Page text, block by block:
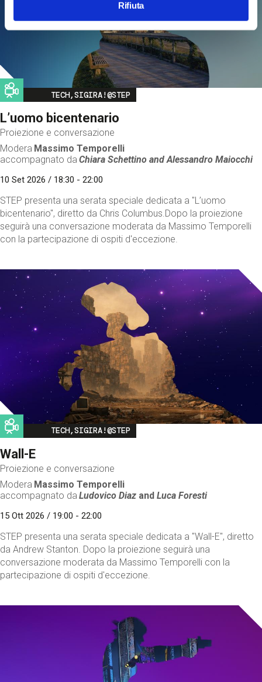
Rifiuta
Image
TECH,SIGIRA!@STEP
L’uomo bicentenario
Proiezione e conversazione
Modera Massimo Temporelli
accompagnato da Chiara Schettino andAlessandro Maiocchi
10 Set 2026 / 18:30 - 22:00
STEP presenta una serata speciale dedicata a "L’uomo
bicentenario", diretto da Chris Columbus.Dopo la proiezione
seguirà una conversazione moderata da Massimo Temporelli
con la partecipazione di ospiti d'eccezione.
Image
TECH,SIGIRA!@STEP
Wall-E
Proiezione e conversazione
Modera Massimo Temporelli
accompagnato da Ludovico Diaz andLuca Foresti
15 Ott 2026 / 19:00 - 22:00
STEP presenta una serata speciale dedicata a "Wall-E", diretto
da Andrew Stanton. Dopo la proiezione seguirà una
conversazione moderata da Massimo Temporelli con la
partecipazione di ospiti d'eccezione.